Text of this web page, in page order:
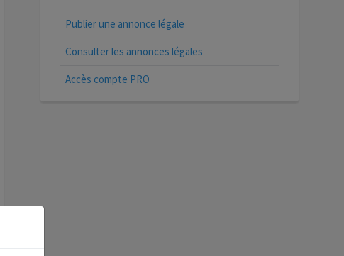
Publier une annonce légale
Consulter les annonces légales
Accès compte PRO